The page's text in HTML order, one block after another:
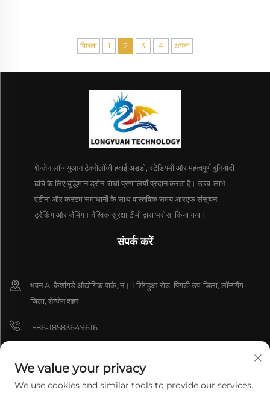
पिछला 1 2 3 4 अगला
शेन्ज़ेन लॉन्गयुआन टेक्नोलॉजी हवाई अड्डों, स्टेडियमों और महत्वपूर्ण बुनियादी
ढांचे के लिए बुद्धिमान ड्रोन-रोधी प्रणालियाँ प्रदान करता है। उच्च-लाभ
एंटीना और कस्टम समाधानों के साथ वास्तविक समय आरएफ संसूचन,
ट्रैकिंग और जैमिंग। वैश्विक सुरक्षा टीमों द्वारा भरोसा किया गया।
संपर्क करें
भवन A, कैशांगडे औद्योगिक पार्क, नं। 1 शिंगहुआ रोड, पिंगडी उप-जिला, लॉन्गगैंग
जिला, शेन्ज़ेन शहर
+86-18583649616
8618165761396
We value your privacy
We use cookies and similar tools to provide our services.